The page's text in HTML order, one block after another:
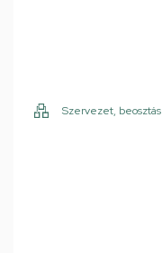
Szervezet, beosztás